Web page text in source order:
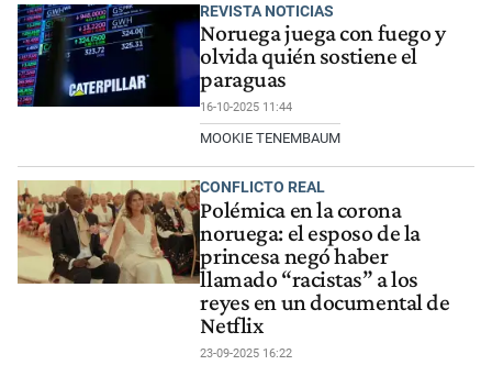
REVISTA NOTICIAS
Noruega juega con fuego y
olvida quién sostiene el
paraguas
16-10-2025 11:44
MOOKIE TENEMBAUM
CONFLICTO REAL
Polémica en la corona
noruega: el esposo de la
princesa negó haber
llamado “racistas” a los
reyes en un documental de
Netflix
23-09-2025 16:22